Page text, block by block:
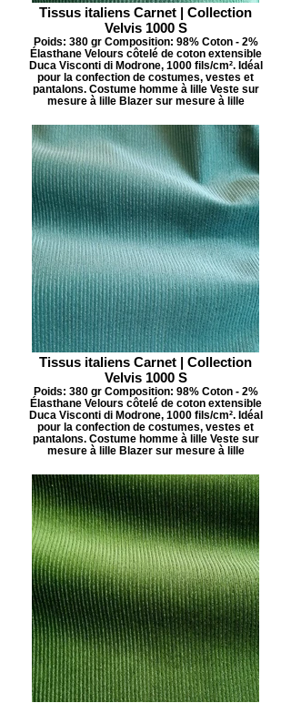
Tissus italiens Carnet | Collection
Velvis 1000 S
Poids: 380 gr Composition: 98% Coton - 2%
Élasthane Velours côtelé de coton extensible
Duca Visconti di Modrone, 1000 fils/cm². Idéal
pour la confection de costumes, vestes et
pantalons. Costume homme à lille Veste sur
mesure à lille Blazer sur mesure à lille
Tissus italiens Carnet | Collection
Velvis 1000 S
Poids: 380 gr Composition: 98% Coton - 2%
Élasthane Velours côtelé de coton extensible
Duca Visconti di Modrone, 1000 fils/cm². Idéal
pour la confection de costumes, vestes et
pantalons. Costume homme à lille Veste sur
mesure à lille Blazer sur mesure à lille